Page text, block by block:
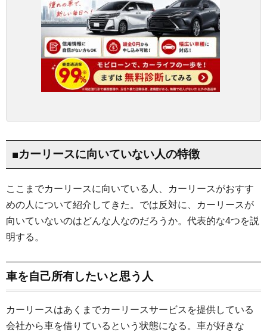
■カーリースに向いていない人の特徴
ここまでカーリースに向いている人、カーリースがおすす
めの人について紹介してきた。では反対に、カーリースが
向いていないのはどんな人なのだろうか。代表的な4つを説
明する。
車を自己所有したいと思う人
カーリースはあくまでカーリースサービスを提供している
会社から車を借りているという状態になる。車が好きな